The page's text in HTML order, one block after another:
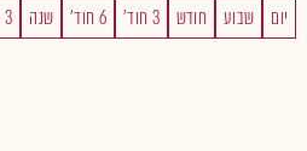
יום שבוע חודש 3 חוד' 6 חוד' שנה 3 שנים